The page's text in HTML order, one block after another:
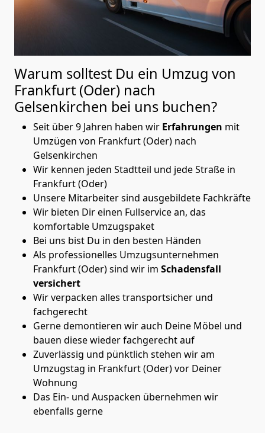
Warum solltest Du ein Umzug von
Frankfurt (Oder) nach
Gelsenkirchen bei uns buchen?
Seit über 9 Jahren haben wir Erfahrungen mit
Umzügen von Frankfurt (Oder) nach
Gelsenkirchen
Wir kennen jeden Stadtteil und jede Straße in
Frankfurt (Oder)
Unsere Mitarbeiter sind ausgebildete Fachkräfte
Wir bieten Dir einen Fullservice an, das
komfortable Umzugspaket
Bei uns bist Du in den besten Händen
Als professionelles Umzugsunternehmen
Frankfurt (Oder) sind wir im Schadensfall
versichert
Wir verpacken alles transportsicher und
fachgerecht
Gerne demontieren wir auch Deine Möbel und
bauen diese wieder fachgerecht auf
Zuverlässig und pünktlich stehen wir am
Umzugstag in Frankfurt (Oder) vor Deiner
Wohnung
Das Ein- und Auspacken übernehmen wir
ebenfalls gerne